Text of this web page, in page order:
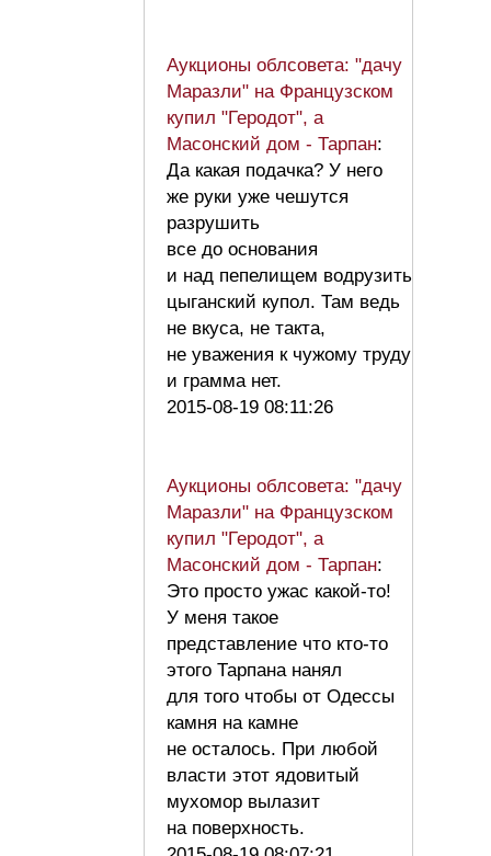
Аукционы облсовета: "дачу
Маразли" на Французском
купил "Геродот", а
Масонский дом - Тарпан:
Да какая подачка? У него
же руки уже чешутся
разрушить
все до основания
и над пепелищем водрузить
цыганский купол. Там ведь
не вкуса, не такта,
не уважения к чужому труду
и грамма нет.
2015-08-19 08:11:26
Аукционы облсовета: "дачу
Маразли" на Французском
купил "Геродот", а
Масонский дом - Тарпан:
Это просто ужас какой-то!
У меня такое
представление что кто-то
этого Тарпана нанял
для того чтобы от Одессы
камня на камне
не осталось. При любой
власти этот ядовитый
мухомор вылазит
на поверхность.